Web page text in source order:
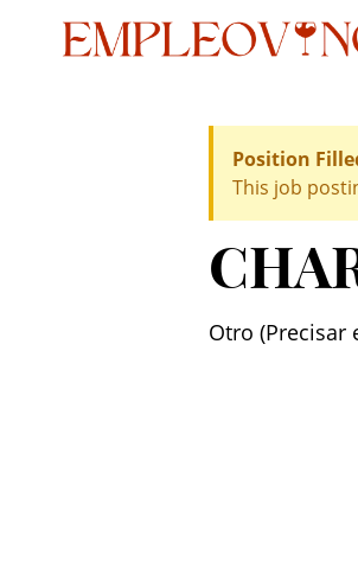
Position
This job
Otro (Precisar